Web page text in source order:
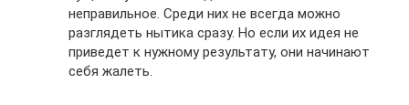
неправильное. Среди них не всегда можно
разглядеть нытика сразу. Но если их идея не
приведет к нужному результату, они начинают
себя жалеть.